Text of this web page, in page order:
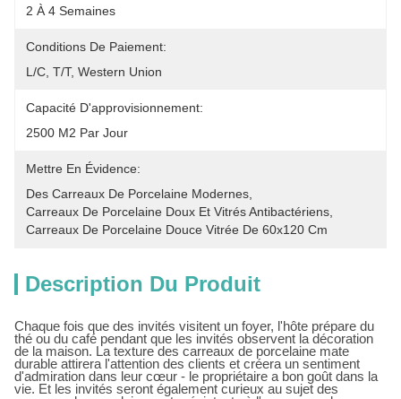
2 À 4 Semaines
Conditions De Paiement:
L/C, T/T, Western Union
Capacité D'approvisionnement:
2500 M2 Par Jour
Mettre En Évidence:
Des Carreaux De Porcelaine Modernes
Carreaux De Porcelaine Doux Et Vitrés Antibactériens
Carreaux De Porcelaine Douce Vitrée De 60x120 Cm
Description Du Produit
Chaque fois que des invités visitent un foyer, l'hôte prépare du
thé ou du café pendant que les invités observent la décoration
de la maison. La texture des carreaux de porcelaine mate
durable attirera l'attention des clients et créera un sentiment
d'admiration dans leur cœur - le propriétaire a bon goût dans la
vie. Et les invités seront également curieux au sujet des